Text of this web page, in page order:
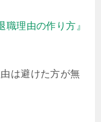
理由の作り方』
は避けた方が無